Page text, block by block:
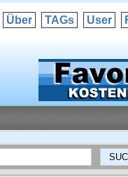
Über TAGs User